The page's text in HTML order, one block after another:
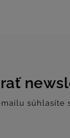
súhlasíte